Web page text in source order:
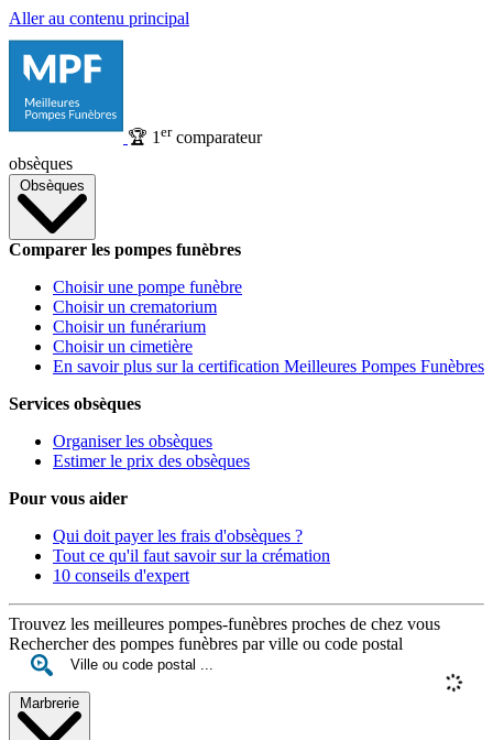
Aller au contenu principal
🏆 1 ercomparateur
obsèques
Obsèques
Comparer les pompes funèbres
Choisir une pompe funèbre
Choisir un crematorium
Choisir un funérarium
Choisir un cimetière
En savoir plus sur la certification Meilleures Pompes Funèbres
Services obsèques
Organiser les obsèques
Estimer le prix des obsèques
Pour vous aider
Qui doit payer les frais d'obsèques ?
Tout ce qu'il faut savoir sur la crémation
10 conseils d'expert
Trouvez les meilleures pompes-funèbres proches de chez vous
Rechercher des pompes funèbres par ville ou code postal
Marbrerie